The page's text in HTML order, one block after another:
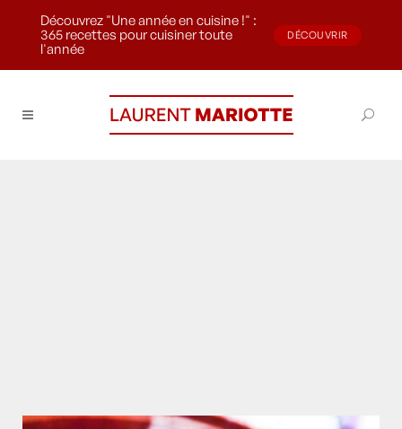
Découvrez "Une année en cuisine !" :
365 recettes pour cuisiner toute
l'année
DÉCOUVRIR